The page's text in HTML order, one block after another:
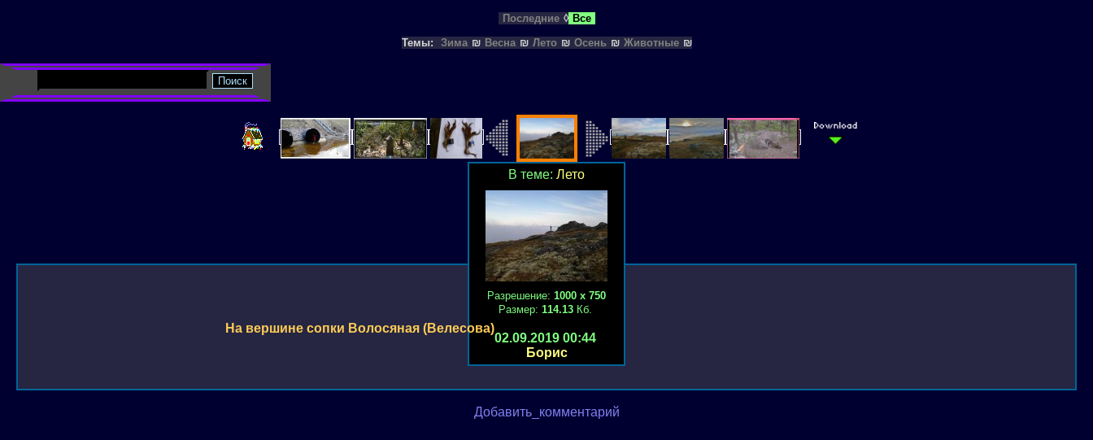
Последние ◊ Все
Темы:
Зима ₪ Весна ₪ Лето ₪ Осень ₪ Животные ₪
В теме: Лето
Разрешение: 1000 х 750
Размер: 114.13Кб.
02.09.2019 00:44
Борис
На вершине сопки Волосяная (Велесова)
Добавить_комментарий